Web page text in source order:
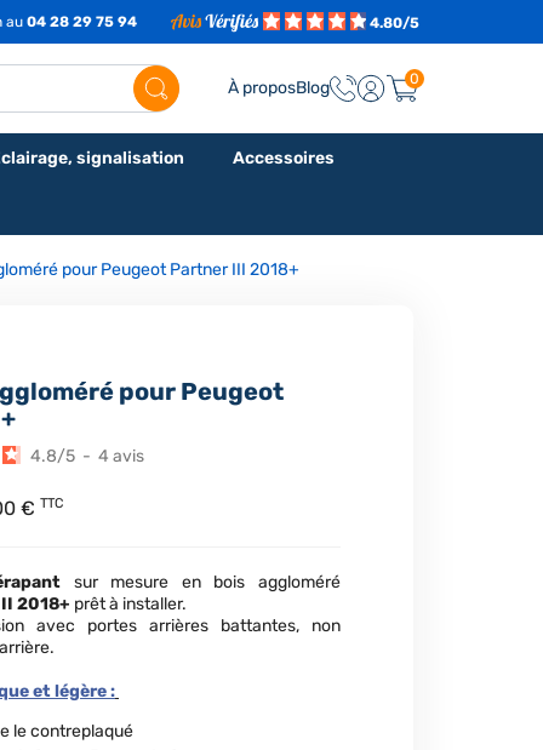
au 04 28 29 75 94 4.80/5
À proposBlog 0
signalisation Accessoires
pour Peugeot Partner III 2018+
pour Peugeot
4.8/5 - 4 avis
€ TTC
sur mesure en bois aggloméré
2018+ prêt à installer.
avec portes arrières battantes, non
et légère :
le contreplaqué